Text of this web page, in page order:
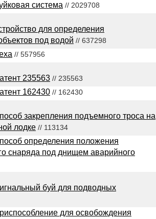
система // 2029708
для определения
под водой // 637298
// 557956
235563 // 235563
162430 // 162430
закрепления подъемного троса на
лодке // 113134
определения положения
снаряда под днищем аварийного
буй для подводных
для освобождения